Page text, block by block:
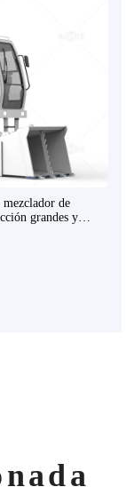
de
grandes y